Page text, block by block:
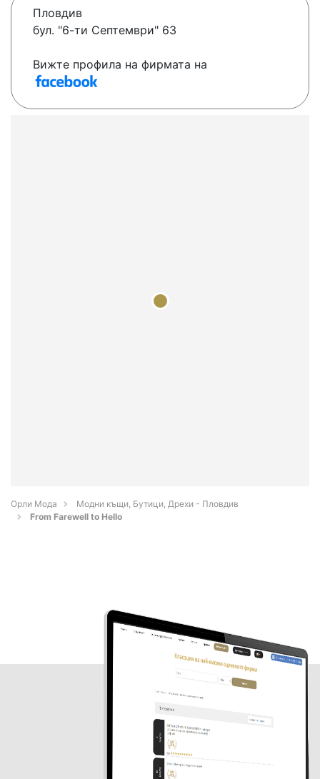
Пловдив
бул. "6-ти Септември" 63
Вижте профила на фирмата на
Орли Мода
Модни къщи, Бутици, Дрехи - Пловдив
From Farewell to Hello